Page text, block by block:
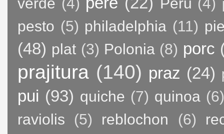
verde (4) Peru (4)
pesto (5) philadelphia (11)
(48) plat (3) Polonia (8) porc
prajitura (140) praz (24)
pui (93) quiche (7) quinoa
raviolis
(5) reblochon (6)